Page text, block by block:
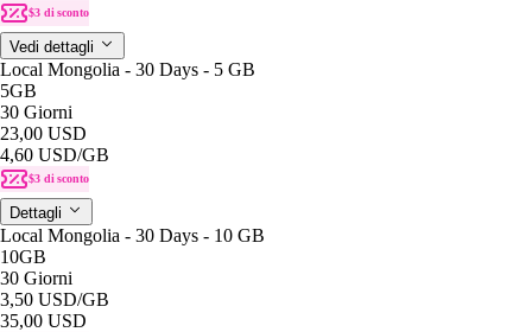
$3 di sconto
Vedi dettagli
Local Mongolia - 30 Days - 5 GB
5GB
30 Giorni
23,00 USD
4,60 USD/GB
$3 di sconto
Dettagli
Local Mongolia - 30 Days - 10 GB
10GB
30 Giorni
3,50 USD/GB
35,00 USD